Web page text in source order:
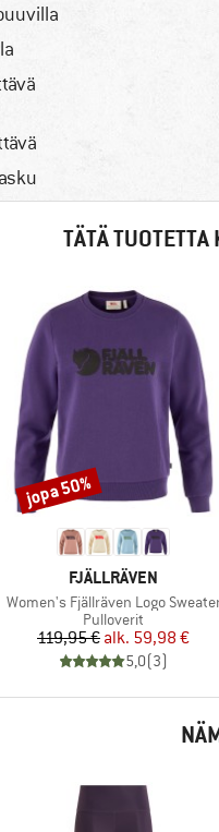
TÄTÄ
MERKKI
FJÄLLRÄVEN
Tuote
Women's Fjällräven Logo
Tuoteryhmä
Pulloverit
Hinta
119,95 € Alennettu hinta
alk. 59,98 €
5,0(3)
Alennus
jopa 50%